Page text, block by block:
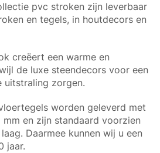
pvc stroken zijn leverbaar
en tegels, in houtdecors en
creëert een warme en
de luxe steendecors voor een
uitstraling zorgen.
worden geleverd met
en zijn standaard voorzien
Daarmee kunnen wij u een
jaar.